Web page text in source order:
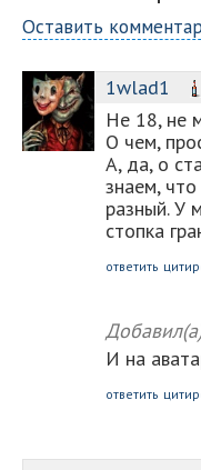
Оставить
1wlad1
Не 18, не
О чем,
А, да, о
знаем,
разный. У
стопка
ответить
И на
ответить